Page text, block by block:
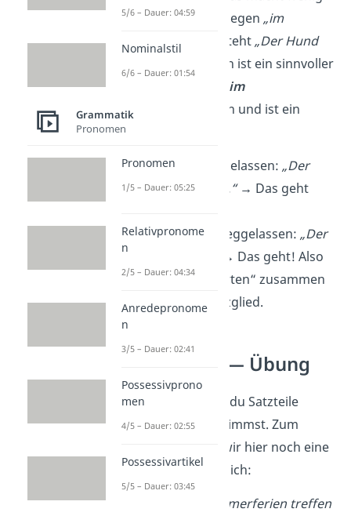
Sinn. Lässt du hingegen „im
Garten“ weg, entsteht„Der Hund
Das für sich ist ein sinnvoller
„im
Garten“
zusammen und ist ein
Satzglied.
„Garten“ weggelassen: „Der
Hund spielt im.“ → Das geht
„im Garten“ weggelassen: „Der
Hund spielt.“ → Das geht! Also
gehört „im Garten“ zusammen
und ist ein Satzglied.
Satzglieder — Übung
Jetzt weißt du, wie du Satzteile
erkennst und bestimmst. Zum
Abschluss haben wir hier noch eine
kleineÜbungfür dich:
Während der Sommerferien treffen
5/6 – Dauer: 04:59
Nominalstil
6/6 – Dauer: 01:54
Grammatik
Pronomen
Pronomen
1/5 – Dauer: 05:25
Relativpronome
n
2/5 – Dauer: 04:34
Anredepronome
n
3/5 – Dauer: 02:41
Possessivprono
men
4/5 – Dauer: 02:55
Possessivartikel
5/5 – Dauer: 03:45